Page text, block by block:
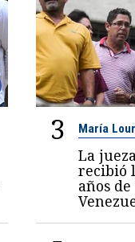
3 María
La
recibió
años